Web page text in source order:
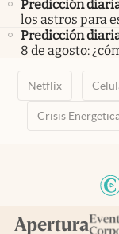
Predicción
los astros para
Predicción
8 de agosto:
Netflix
Crisis